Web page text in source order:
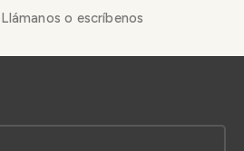
Llámanos o escríbenos